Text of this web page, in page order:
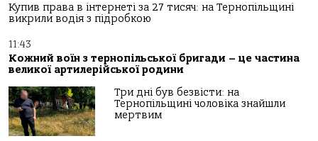
Купив права в інтернеті за 27 тисяч: на Тернопільщині
викрили водія з підробкою
11:43
Кожний воїн з тернопільської бригади – це частина
великої артилерійської родини
Три дні був безвісти: на
Тернопільщині чоловіка знайшли
мертвим